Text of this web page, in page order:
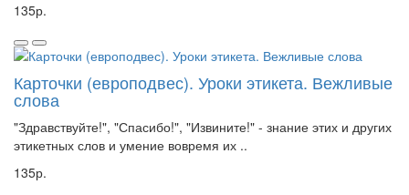
135р.
Карточки (европодвес). Уроки этикета. Вежливые
слова
"Здравствуйте!", "Спасибо!", "Извините!" - знание этих и других
этикетных слов и умение вовремя их ..
135р.